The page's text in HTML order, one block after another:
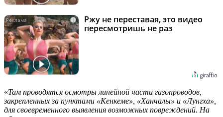
i
Ржу не переставая, это видео
пересмотришь не раз
«Там проводятся осмотры линейной части газопроводов,
закрепленных за пунктами «Кенкеме», «Ханчалы» и «Лунгха»,
для своевременного выявления возможных повреждений. На